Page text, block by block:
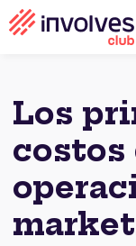
Los
costos